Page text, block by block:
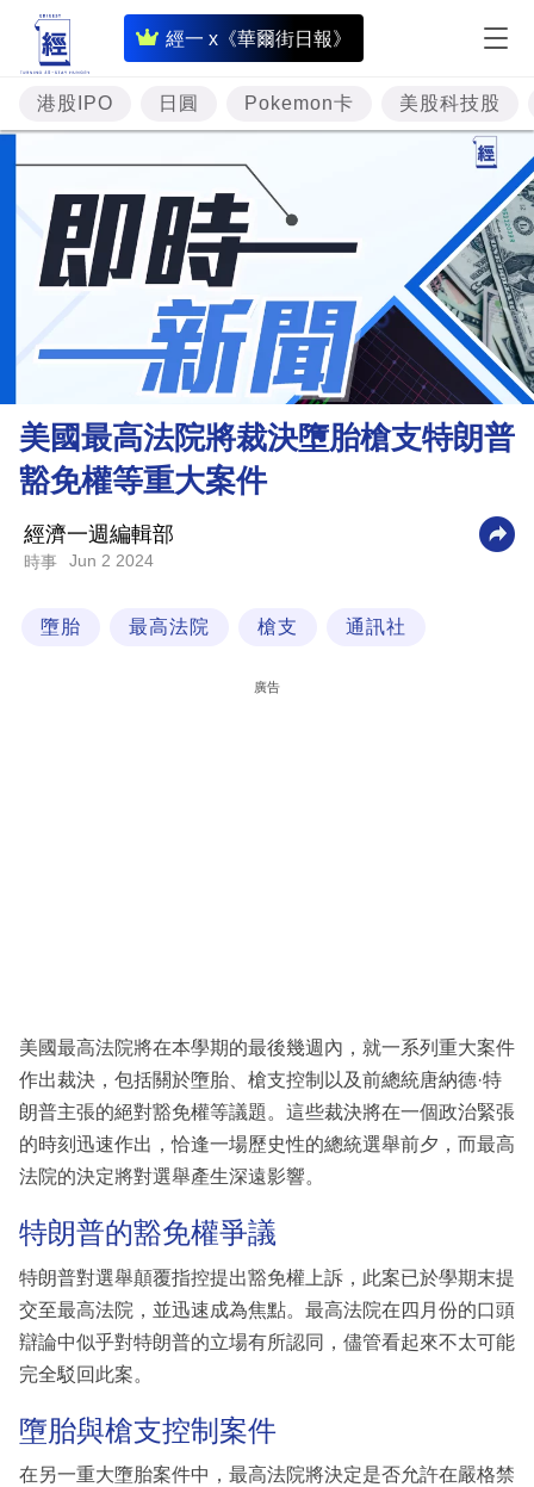
經一 x《華爾街日報》
即
時
財
經
專
題
投
資
樓
市
財
商
業
科
區
港股IPO 日圓 Pokemon卡 美股科技股
美國最高法院將裁決墮胎槍支特朗普
豁免權等重大案件
經濟一週編輯部
時事 Jun 2 2024
墮胎 最高法院 槍支 通訊社
廣告
美國最高法院將在本學期的最後幾週內，就一系列重大案件
作出裁決，包括關於墮胎、槍支控制以及前總統唐納德·特
朗普主張的絕對豁免權等議題。這些裁決將在一個政治緊張
的時刻迅速作出，恰逢一場歷史性的總統選舉前夕，而最高
法院的決定將對選舉產生深遠影響。
特朗普的豁免權爭議
特朗普對選舉顛覆指控提出豁免權上訴，此案已於學期末提
交至最高法院，並迅速成為焦點。最高法院在四月份的口頭
辯論中似乎對特朗普的立場有所認同，儘管看起來不太可能
完全駁回此案。
墮胎與槍支控制案件
在另一重大墮胎案件中，最高法院將決定是否允許在嚴格禁